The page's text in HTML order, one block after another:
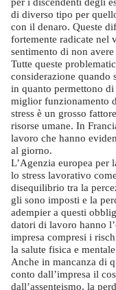
di diverso tipo per
con il denaro. Queste
fortemente radicate nel
sentimento di non
Tutte queste
considerazione quando
in quanto permettono
miglior funzionamento
stress è un grosso
risorse umane. In
lavoro che hanno
al giorno.
L’Agenzia europea per
lo stress lavorativo
disequilibrio tra la
gli sono imposti e la
adempier a questi
datori di lavoro hanno
impresa compresi i
la salute fisica e
Anche in mancanza di
conto dall’impresa il
dall’assenteismo, la